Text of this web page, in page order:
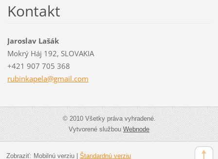
Kontakt
Jaroslav Lašák
Mokrý Háj 192, SLOVAKIA
+421 907 705 368
rubinkapela@gmail.com
© 2010 Všetky práva vyhradené.
Vytvorené službouWebnode
Zobraziť: Mobilnú verziu| Štandardnú verziu